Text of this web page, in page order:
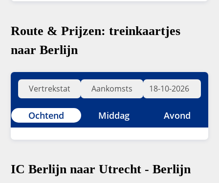
Route & Prijzen: treinkaartjes
naar Berlijn
Ochtend Middag Avond
IC Berlijn naar Utrecht - Berlijn